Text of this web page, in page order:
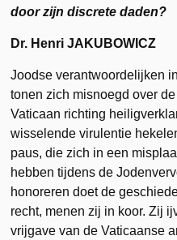
door zijn discrete daden?
Dr. Henri JAKUBOWICZ
Joodse verantwoordelijken
tonen zich misnoegd over
Vaticaan richting
wisselende virulentie
paus, die zich in een
hebben tijdens de
honoreren doet de
recht, menen zij in koor. Zij
vrijgave van de Vaticaanse